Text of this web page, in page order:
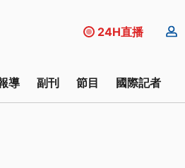
24H直播
導 副刊 節目 國際記者